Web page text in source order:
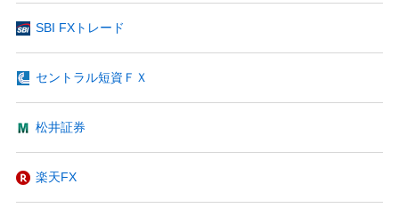
SBI FXトレード
セントラル短資ＦＸ
松井証券
楽天FX